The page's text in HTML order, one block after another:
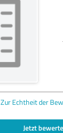
Zur Echtheit der
Jetzt